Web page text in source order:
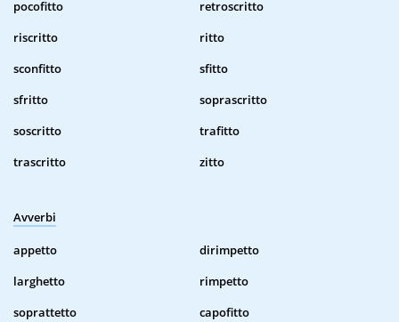
pocofitto
retroscritto
riscritto
ritto
sconfitto
sfitto
sfritto
soprascritto
soscritto
trafitto
trascritto
zitto
Avverbi
appetto
dirimpetto
larghetto
rimpetto
soprattetto
capofitto